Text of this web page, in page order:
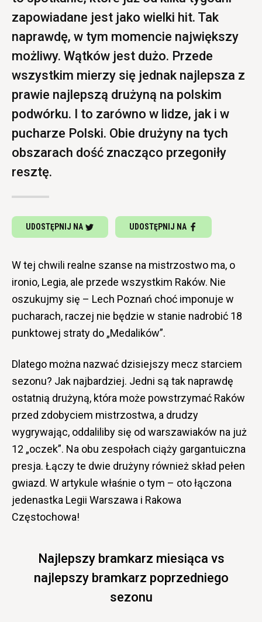
zapowiadane jest jako wielki hit. Tak
naprawdę, w tym momencie największy
możliwy. Wątków jest dużo. Przede
wszystkim mierzy się jednak najlepsza z
prawie najlepszą drużyną na polskim
podwórku. I to zarówno w lidze, jak i w
pucharze Polski. Obie drużyny na tych
obszarach dość znacząco przegoniły
resztę.
UDOSTĘPNIJ NA UDOSTĘPNIJ NA
W tej chwili realne szanse na mistrzostwo ma, o
ironio, Legia, ale przede wszystkim Raków. Nie
oszukujmy się – Lech Poznań choć imponuje w
pucharach, raczej nie będzie w stanie nadrobić 18
punktowej straty do „Medalików”.
Dlatego można nazwać dzisiejszy mecz starciem
sezonu? Jak najbardziej. Jedni są tak naprawdę
ostatnią drużyną, która może powstrzymać Raków
przed zdobyciem mistrzostwa, a drudzy
wygrywając, oddaliliby się od warszawiaków na już
12 „oczek”. Na obu zespołach ciąży gargantuiczna
presja. Łączy te dwie drużyny również skład pełen
gwiazd. W artykule właśnie o tym – oto łączona
jedenastka Legii Warszawa i Rakowa
Częstochowa!
Najlepszy bramkarz miesiąca vs
najlepszy bramkarz poprzedniego
sezonu